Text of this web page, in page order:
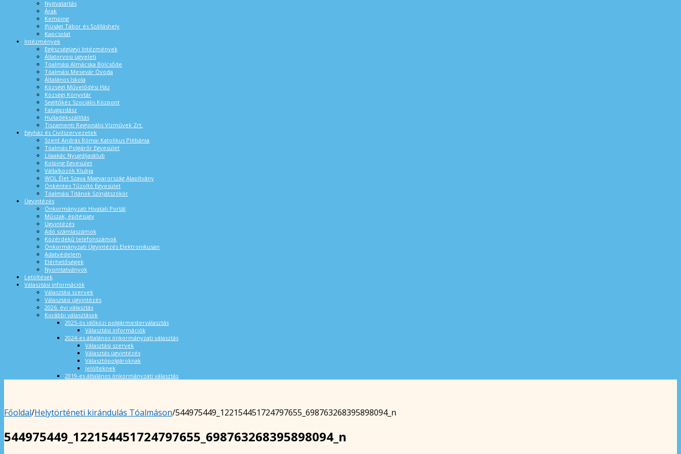
Nyitvatartás
Árak
Kemping
Ifjúsági Tábor és Szálláshely
Kapcsolat
Intézmények
Egészségügyi Intézmények
Állatorvosi ügyeleti
Tóalmási Almácska Bölcsőde
Tóalmási Mesevár Óvoda
Általános Iskola
Községi Művelődési Ház
Községi Könyvtár
Segítőkéz Szociális Központ
Falugazdász
Hulladékszállítás
Tiszamenti Regionális Vízművek Zrt.
Egyház és Civilszervezetek
Szent András Római Katolikus Plébánia
Tóalmás Polgárőr Egyesület
Lilaakác Nyugdíjasklub
Kolping Egyesület
Vállalkozók Klubja
WOL Élet Szava Magyarország Alapítvány
Önkéntes Tűzoltó Egyesület
Tóalmási Titánok Színjátszókör
Ügyintézés
Önkormányzati Hivatali Portál
Műszak, építésügy
Ügyintézés
Adó számlaszámok
Közérdekű telefonszámok
Önkormányzati Ügyintézés Elektronikusan
Adatvédelem
Elérhetőségek
Nyomtatványok
Letöltések
Választási információk
Választási szervek
Választási ügyintézés
2026. évi választás
Korábbi választások
2025-ös időközi polgármesterválasztás
Választási információk
2024-es általános önkormányzati választás
Választási szervek
Választás ügyintézés
Választópolgároknak
Jelölteknek
2019-es általános önkormányzati választás
Főoldal/Helytörténeti kirándulás Tóalmáson/544975449_122154451724797655_698763268395898094_n
544975449_122154451724797655_698763268395898094_n